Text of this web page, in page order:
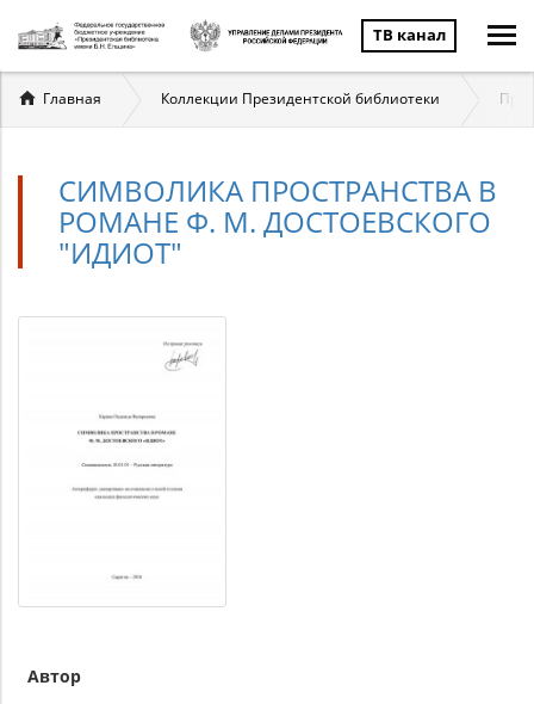
ТВ канал
Вы
здесь
Главная Коллекции Президентской библиотеки
СИМВОЛИКА ПРОСТРАНСТВА В
РОМАНЕ Ф. М. ДОСТОЕВСКОГО
"ИДИОТ"
Автор